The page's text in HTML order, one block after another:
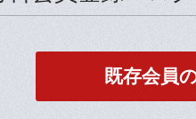
既存会員